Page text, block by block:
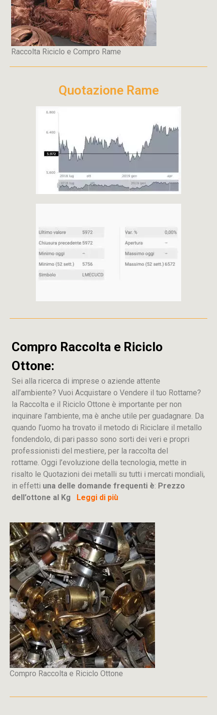
Raccolta Riciclo e Compro Rame
Quotazione Rame
Compro Raccolta e Riciclo
Ottone:
Sei alla ricerca di imprese o aziende attente
all’ambiente? Vuoi Acquistare o Vendere il tuo Rottame?
la Raccolta e il Riciclo Ottone è importante per non
inquinare l’ambiente, ma è anche utile per guadagnare. Da
quando l’uomo ha trovato il metodo di Riciclare il metallo
fondendolo, di pari passo sono sorti dei veri e propri
professionisti del mestiere, per la raccolta del
rottame. Oggi l’evoluzione della tecnologia, mette in
risalto le Quotazioni dei metalli su tutti i mercati mondiali,
in effetti una delle domande frequenti è: Prezzo
dell’ottone al Kg Leggi di più
Compro Raccolta e Riciclo Ottone